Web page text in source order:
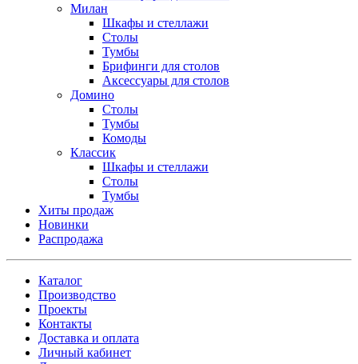
Милан
Шкафы и стеллажи
Столы
Тумбы
Брифинги для столов
Аксессуары для столов
Домино
Столы
Тумбы
Комоды
Классик
Шкафы и стеллажи
Столы
Тумбы
Хиты продаж
Новинки
Распродажа
Каталог
Производство
Проекты
Контакты
Доставка и оплата
Личный кабинет